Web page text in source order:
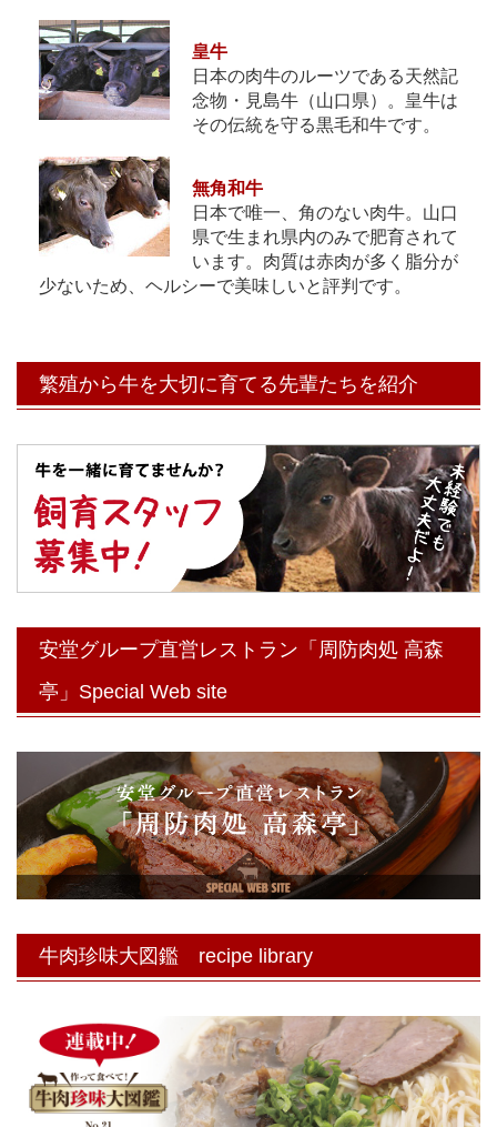
皇牛
日本の肉牛のルーツである天然記
念物・見島牛（山口県）。皇牛は
その伝統を守る黒毛和牛です。
無角和牛
日本で唯一、角のない肉牛。山口
県で生まれ県内のみで肥育されて
います。肉質は赤肉が多く脂分が
少ないため、ヘルシーで美味しいと評判です。
繁殖から牛を大切に育てる先輩たちを紹介
安堂グループ直営レストラン「周防肉処 高森
亭」Special Web site
牛肉珍味大図鑑 recipe library